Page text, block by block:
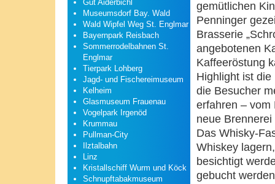
Gut Aiderbichl
Museumsdorf Bay. Wald
Wald Wipfel Weg St. Englmar
Bayernpark Reisbach
Sommerrodelbahnen St.
Englmar
Tierpark Lohberg
Jagd- und Fischereimuseum
Kelheim
Glasmuseum Frauenau
Vogelpark Irgenöd
Krummau
Pullman-City
Ilztalbahn
Linz
Kristallschiff Wurm und Köck
Schnupftabakmuseum
gemütlichen
Penninger
Brasserie
angebotenen
Kaffeeröstung
Highlight ist
die Besucher
erfahren – vom
neue
Das Whisky-
Whiskey
besichtigt
gebucht